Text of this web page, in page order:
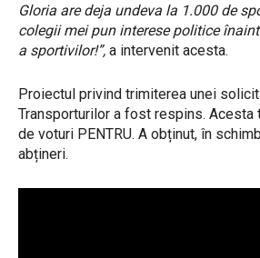
Gloria are deja undeva la 1.000 de
colegii mei pun interese politice
a sportivilor!”, a intervenit acesta.
Proiectul privind trimiterea unei
Transporturilor a fost respins. Acesta
de voturi PENTRU. A obținut, în
abțineri.